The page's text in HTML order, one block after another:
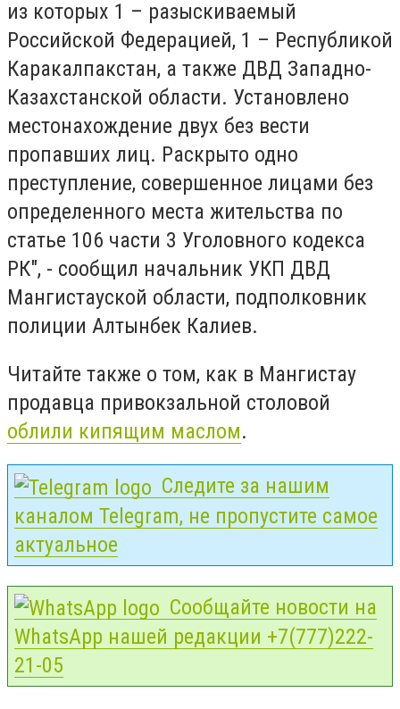
из которых 1 – разыскиваемый
Российской Федерацией, 1 – Республикой
Каракалпакстан, а также ДВД Западно-
Казахстанской области. Установлено
местонахождение двух без вести
пропавших лиц. Раскрыто одно
преступление, совершенное лицами без
определенного места жительства по
статье 106 части 3 Уголовного кодекса
РК", - сообщил начальник УКП ДВД
Мангистауской области, подполковник
полиции Алтынбек Калиев.
Читайте также о том, как в Мангистау
продавца привокзальной столовой
облили кипящим маслом.
Следите за нашим
каналом Telegram, не пропустите самое
актуальное
Сообщайте новости на
WhatsApp нашей редакции +7(777)222-
21-05